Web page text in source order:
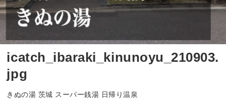
icatch_ibaraki_kinunoyu_210903.
jpg
きぬの湯 茨城 スーパー銭湯 日帰り温泉